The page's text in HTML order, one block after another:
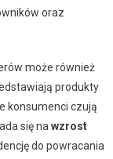
oraz
może również
produkty
konsumenci czują
się na wzrost
do powracania